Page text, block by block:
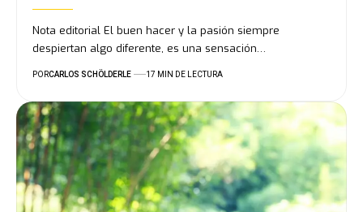
Nota editorial El buen hacer y la pasión siempre
despiertan algo diferente, es una sensación…
PORCARLOS SCHÖLDERLE 17 MIN DE LECTURA